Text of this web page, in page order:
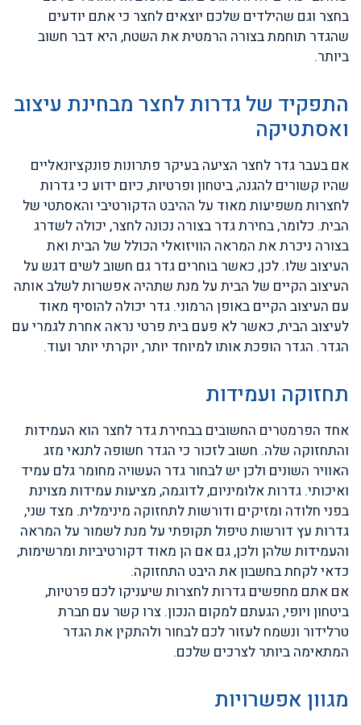
בחצר וגם שהילדים שלכם יוצאים לחצר כי אתם יודעים
שהגדר תוחמת בצורה הרמטית את השטח, היא דבר חשוב
ביותר.
התפקיד של גדרות לחצר מבחינת עיצוב
ואסתטיקה
אם בעבר גדר לחצר הציעה בעיקר פתרונות פונקציונאליים
שהיו קשורים להגנה, ביטחון ופרטיות, כיום ידוע כי גדרות
לחצרות משפיעות מאוד על ההיבט הדקורטיבי והאסתטי של
הבית. כלומר, בחירת גדר בצורה נכונה לחצר, יכולה לשדרג
בצורה ניכרת את המראה הוויזואלי הכולל של הבית ואת
העיצוב שלו. לכן, כאשר בוחרים גדר גם חשוב לשים דגש על
העיצוב הקיים של הבית על מנת שתהיה אפשרות לשלב אותה
עם העיצוב הקיים באופן הרמוני. גדר יכולה להוסיף מאוד
לעיצוב הבית, כאשר לא פעם בית פרטי נראה אחרת לגמרי עם
הגדר. הגדר הופכת אותו למיוחד יותר, יוקרתי יותר ועוד.
תחזוקה ועמידות
אחד הפרמטרים החשובים בבחירת גדר לחצר הוא העמידות
והתחזוקה שלה. חשוב לזכור כי הגדר חשופה לתנאי מזג
האוויר השונים ולכן יש לבחור גדר העשויה מחומר גלם עמיד
ואיכותי. גדרות אלומיניום, לדוגמה, מציעות עמידות מצוינת
בפני חלודה ומזיקים ודורשות לתחזוקה מינימלית. מצד שני,
גדרות עץ דורשות טיפול תקופתי על מנת לשמור על המראה
והעמידות שלהן ולכן, גם אם הן מאוד דקורטיביות ומרשימות,
כדאי לקחת בחשבון את היבט התחזוקה.
אם אתם מחפשים גדרות לחצרות שיעניקו לכם פרטיות,
ביטחון ויופי, הגעתם למקום הנכון. צרו קשר עם חברת
טרלידור ונשמח לעזור לכם לבחור ולהתקין את הגדר
המתאימה ביותר לצרכים שלכם.
מגוון אפשרויות